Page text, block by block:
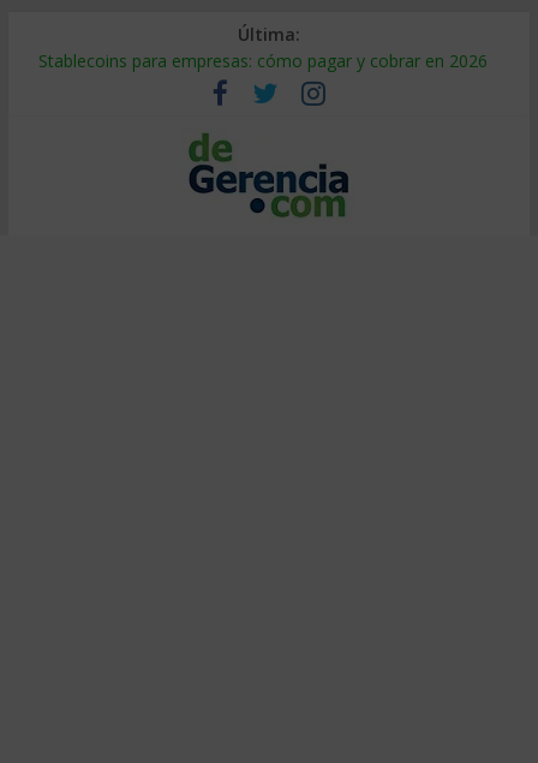
Última:
Stablecoins para empresas: cómo pagar y cobrar en 2026
Despido silencioso: qué es y por qué sale tan caro
IA en selección de personal: cómo auditarla a tiempo
Trabajo forzoso en la cadena de suministro: qué hacer
Mercado hispano de EE. UU.: cómo segmentarlo y venderle